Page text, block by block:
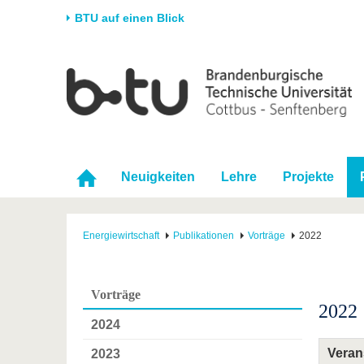
BTU auf einen Blick
Universität
Karriere & Engagement
Partnerschaften &
Strukturwandel
Forschung
Förderung
Wissenschaftlicher
Nachwuchs
Im
Neuigkeiten Lehre Projekte
Energiewirtschaft Publikationen Vorträge 2022
Vorträge
2024
2023
2022